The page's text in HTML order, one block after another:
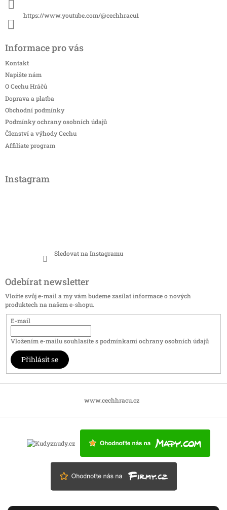
https://www.youtube.com/@cechhracu1
Informace pro vás
Kontakt
Napište nám
O Cechu Hráčů
Doprava a platba
Obchodní podmínky
Podmínky ochrany osobních údajů
Členství a výhody Cechu
Affiliate program
Instagram
Sledovat na Instagramu
Odebírat newsletter
Vložte svůj e-mail a my vám budeme zasílat informace o nových
produktech na našem e-shopu.
E-mail
Vložením e-mailu souhlasíte spodmínkami ochrany osobních údajů
Přihlásit se
www.cechhracu.cz